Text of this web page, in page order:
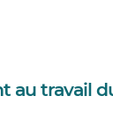
au travail